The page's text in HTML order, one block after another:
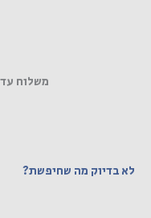
משלוח
לא בדיוק מה שחיפשת?